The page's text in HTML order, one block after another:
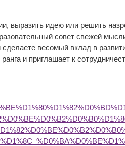
выразить идею или решить
совет свежей
сделаете весомый вклад в
и приглашает к